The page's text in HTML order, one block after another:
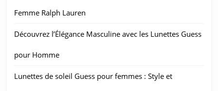
Femme Ralph Lauren
Découvrez l’Élégance Masculine avec les Lunettes Guess
pour Homme
Lunettes de soleil Guess pour femmes : Style et